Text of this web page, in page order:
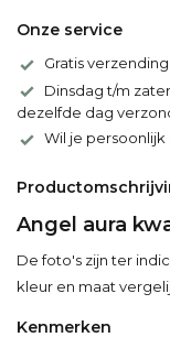
Onze service
Gratis
Dinsdag t/m
dezelfde dag
Wil je persoonlijk
Angel aura
De foto's zijn ter
kleur en maat
Kenmerken